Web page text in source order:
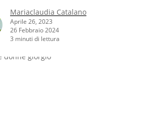
Mariaclaudia Catalano
Aprile 26, 2023
26 Febbraio 2024
3 minuti di lettura